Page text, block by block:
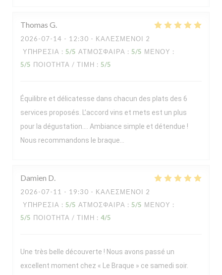
Thomas G
2026-07-14 - 12:30 - ΚΑΛΕΣΜΈΝΟΙ 2
ΥΠΗΡΕΣΊΑ : 5/5 ΑΤΜΌΣΦΑΙΡΑ : 5/5 ΜΕΝΟΎ :
5/5 ΠΟΙΌΤΗΤΑ / ΤΙΜΉ : 5/5
Équilibre et délicatesse dans chacun des plats des 6
services proposés. L’accord vins et mets est un plus
pour la dégustation…. Ambiance simple et détendue !
Nous recommandons le braque…
Damien D
2026-07-11 - 19:30 - ΚΑΛΕΣΜΈΝΟΙ 2
ΥΠΗΡΕΣΊΑ : 5/5 ΑΤΜΌΣΦΑΙΡΑ : 5/5 ΜΕΝΟΎ :
5/5 ΠΟΙΌΤΗΤΑ / ΤΙΜΉ : 4/5
Une très belle découverte ! Nous avons passé un
excellent moment chez « Le Braque » ce samedi soir.